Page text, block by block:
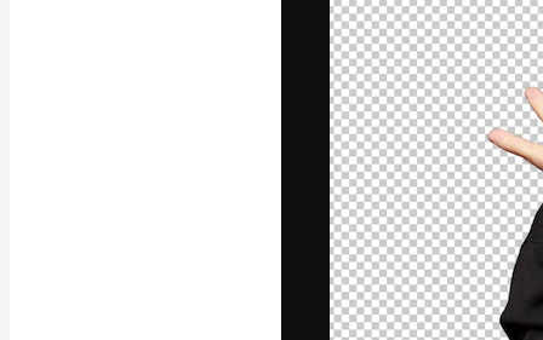
La plataforma
trabajo. Más
entre
estudios.
Español